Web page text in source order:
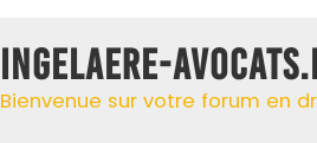
INGELAERE-
Bienvenue sur votre forum en